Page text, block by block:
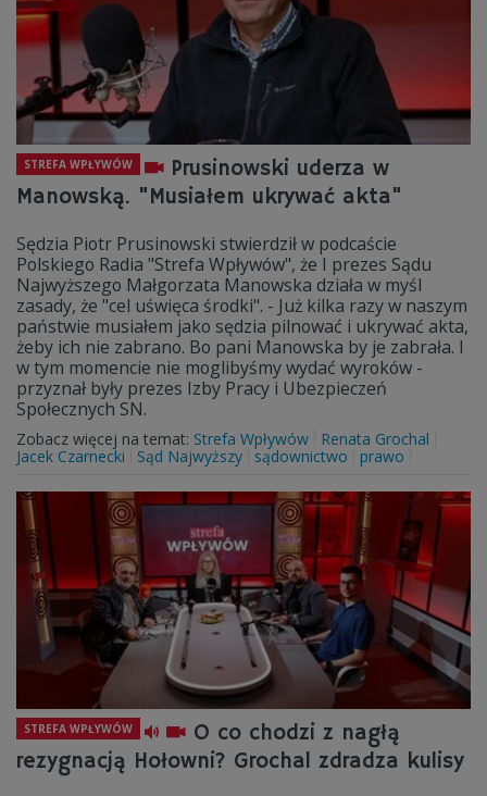
STREFA WPŁYWÓW
Prusinowski uderza w
Manowską. "Musiałem ukrywać akta"
Sędzia Piotr Prusinowski stwierdził w podcaście
Polskiego Radia "Strefa Wpływów", że I prezes Sądu
Najwyższego Małgorzata Manowska działa w myśl
zasady, że "cel uświęca środki". - Już kilka razy w naszym
państwie musiałem jako sędzia pilnować i ukrywać akta,
żeby ich nie zabrano. Bo pani Manowska by je zabrała. I
w tym momencie nie moglibyśmy wydać wyroków -
przyznał były prezes Izby Pracy i Ubezpieczeń
Społecznych SN.
Zobacz więcej na temat: Strefa Wpływów
Renata Grochal
Jacek Czarnecki
Sąd Najwyższy sądownictwo prawo
STREFA WPŁYWÓW
O co chodzi z nagłą
rezygnacją Hołowni? Grochal zdradza kulisy